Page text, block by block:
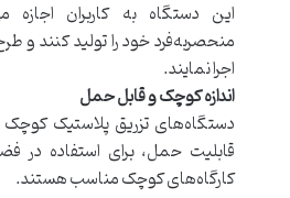
این دستگاه به کاربران
منحصربه‌فرد خود را تولید کنند و
اجرا نمایند.
اندازه کوچک و قابل حمل
دستگاه‌های تزریق پلاستیک
قابلیت حمل، برای استفاده در
کارگاه‌های کوچک مناسب هستند.